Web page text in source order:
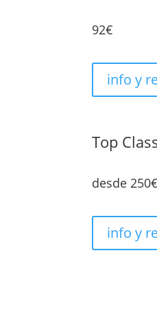
92€
info y
Top
desde 250€
info y